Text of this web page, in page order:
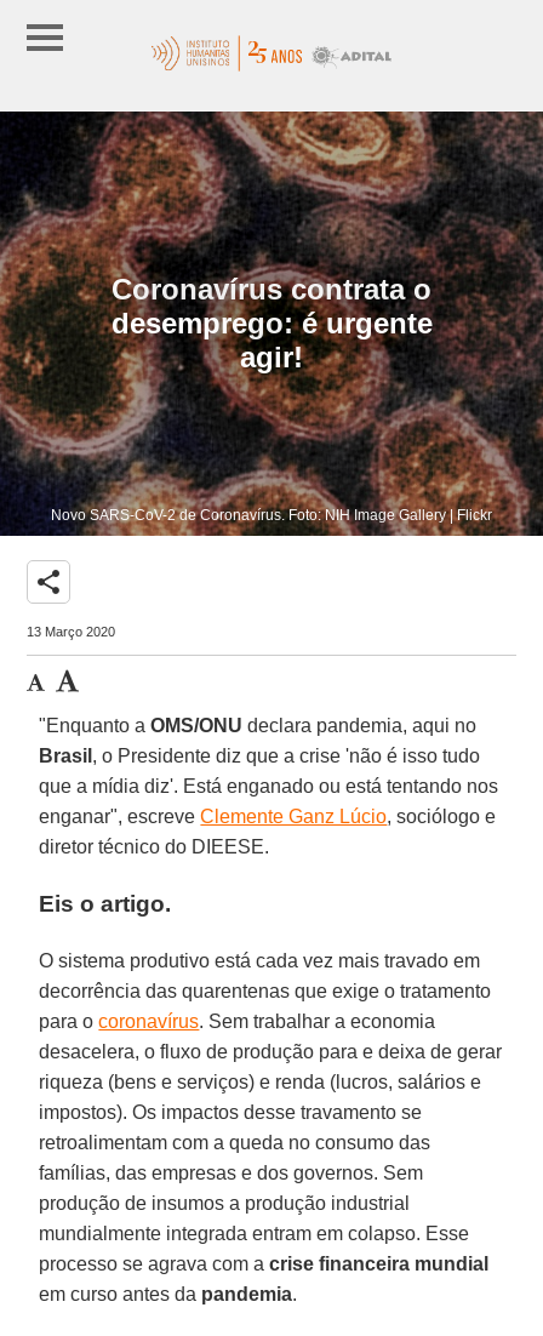
Coronavírus contrata o
desemprego: é urgente
agir!
Novo SARS-CoV-2 de Coronavírus. Foto: NIH Image Gallery | Flickr
share
13 Março 2020
"Enquanto aOMS/ONU declara pandemia, aqui no
Brasil , o Presidente diz que a crise 'não é isso tudo
que a mídia diz'. Está enganado ou está tentando nos
enganar", escreveClemente Ganz Lúcio, sociólogo e
diretor técnico do DIEESE.
Eis o artigo.
O sistema produtivo está cada vez mais travado em
decorrência das quarentenas que exige o tratamento
para ocoronavírus. Sem trabalhar a economia
desacelera, o fluxo de produção para e deixa de gerar
riqueza (bens e serviços) e renda (lucros, salários e
impostos). Os impactos desse travamento se
retroalimentam com a queda no consumo das
famílias, das empresas e dos governos. Sem
produção de insumos a produção industrial
mundialmente integrada entram em colapso. Esse
processo se agrava com acrise financeira mundial
em curso antes da pandemia.